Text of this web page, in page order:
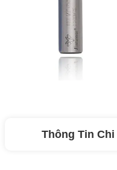
Thông Tin Chi